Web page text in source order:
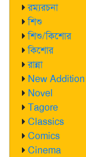
রম্যরচনা
শিশু
শিশু/কিশোর
কিশোর
রান্না
New Addition
Novel
Tagore
Classics
Comics
Cinema